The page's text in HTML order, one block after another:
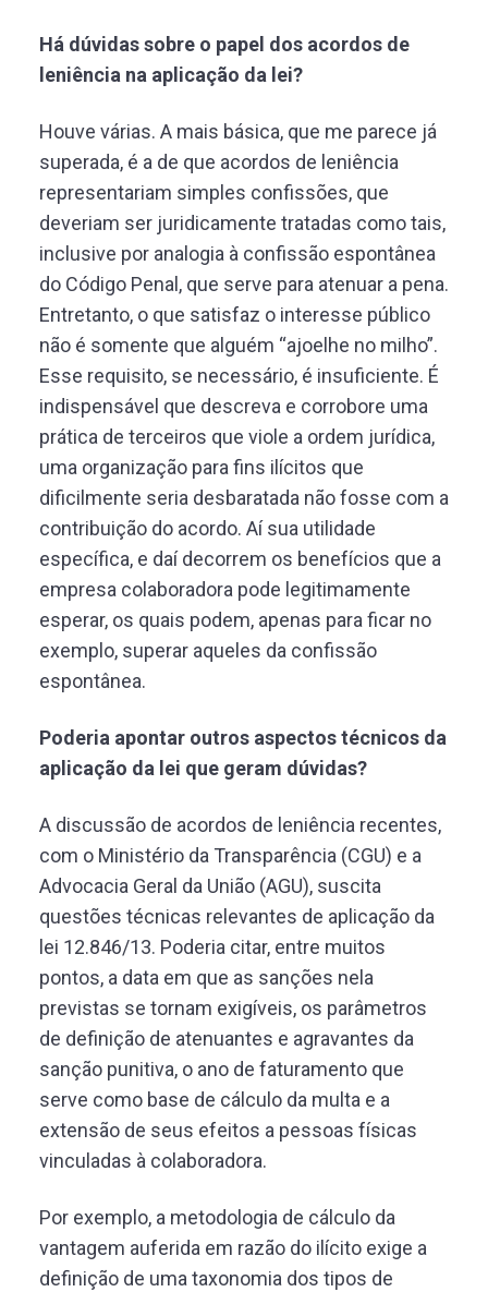
Há dúvidas sobre o papel dos acordos de
leniência na aplicação da lei?
Houve várias. A mais básica, que me parece já
superada, é a de que acordos de leniência
representariam simples confissões, que
deveriam ser juridicamente tratadas como tais,
inclusive por analogia à confissão espontânea
do Código Penal, que serve para atenuar a pena.
Entretanto, o que satisfaz o interesse público
não é somente que alguém “ajoelhe no milho”.
Esse requisito, se necessário, é insuficiente. É
indispensável que descreva e corrobore uma
prática de terceiros que viole a ordem jurídica,
uma organização para fins ilícitos que
dificilmente seria desbaratada não fosse com a
contribuição do acordo. Aí sua utilidade
específica, e daí decorrem os benefícios que a
empresa colaboradora pode legitimamente
esperar, os quais podem, apenas para ficar no
exemplo, superar aqueles da confissão
espontânea.
Poderia apontar outros aspectos técnicos da
aplicação da lei que geram dúvidas?
A discussão de acordos de leniência recentes,
com o Ministério da Transparência (CGU) e a
Advocacia Geral da União (AGU), suscita
questões técnicas relevantes de aplicação da
lei 12.846/13. Poderia citar, entre muitos
pontos, a data em que as sanções nela
previstas se tornam exigíveis, os parâmetros
de definição de atenuantes e agravantes da
sanção punitiva, o ano de faturamento que
serve como base de cálculo da multa e a
extensão de seus efeitos a pessoas físicas
vinculadas à colaboradora.
Por exemplo, a metodologia de cálculo da
vantagem auferida em razão do ilícito exige a
definição de uma taxonomia dos tipos de